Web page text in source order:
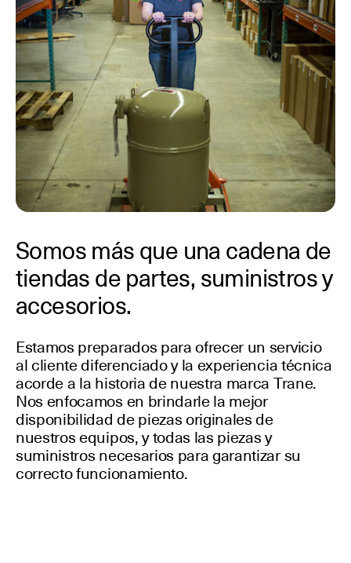
Somos más que una cadena de
tiendas de partes, suministros y
accesorios.
Estamos preparados para ofrecer un servicio
al cliente diferenciado y la experiencia técnica
acorde a la historia de nuestra marca Trane.
Nos enfocamos en brindarle la mejor
disponibilidad de piezas originales de
nuestros equipos, y todas las piezas y
suministros necesarios para garantizar su
correcto funcionamiento.